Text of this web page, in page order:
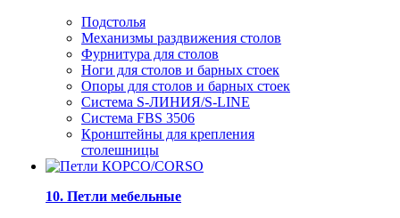
Подстолья
Механизмы раздвижения столов
Фурнитура для столов
Ноги для столов и барных стоек
Опоры для столов и барных стоек
Система S-ЛИНИЯ/S-LINE
Система FBS 3506
Кронштейны для крепления
столешницы
10. Петли мебельные